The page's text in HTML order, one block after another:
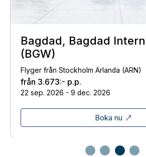
Bagdad, Bagdad
(BGW)
Flyger från Stockholm Arlanda (ARN)
från 3.673:- p.p.
22 sep. 2026 - 9 dec. 2026
Boka nu